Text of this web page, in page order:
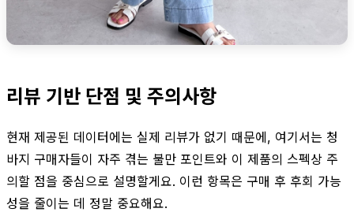
리뷰 기반 단점 및 주의사항
현재 제공된 데이터에는 실제 리뷰가 없기 때문에, 여기서는 청
바지 구매자들이 자주 겪는 불만 포인트와 이 제품의 스펙상 주
의할 점을 중심으로 설명할게요. 이런 항목은 구매 후 후회 가능
성을 줄이는 데 정말 중요해요.